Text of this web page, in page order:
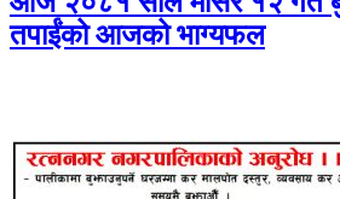
तपाईंको आजको भाग्यफल